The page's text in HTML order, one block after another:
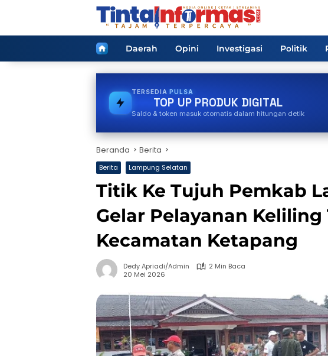
HomeDaerah Opini Investigasi Politik
TERSEDIA GAS
TOP UP PRODUK DIGITAL
Saldo & token masuk otomatis dalam hitungan detik
Beranda Berita
Berita Lampung Selatan
Titik Ke Tujuh Pemkab
Gelar Pelayanan
Kecamatan Ketapang
Dedy Apriadi/Admin
2 Min Baca
20 Mei 2026